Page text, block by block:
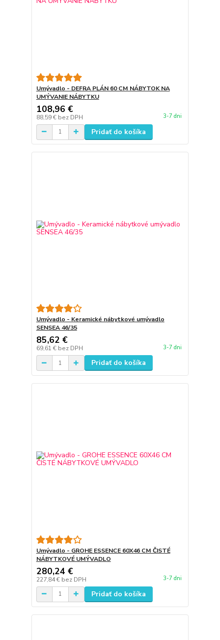
Umývadlo - DEFRA PLÁN 60 CM NÁBYTOK NA
UMÝVANIE NÁBYTKU
108,96 €
88,59 € bez DPH 3-7 dni
Pridať do košíka
Umývadlo - Keramické nábytkové umývadlo
SENSEA 46/35
85,62 €
69,61 € bez DPH 3-7 dni
Pridať do košíka
Umývadlo - GROHE ESSENCE 60X46 CM ČISTÉ
NÁBYTKOVÉ UMÝVADLO
280,24 €
227,84 € bez DPH 3-7 dni
Pridať do košíka